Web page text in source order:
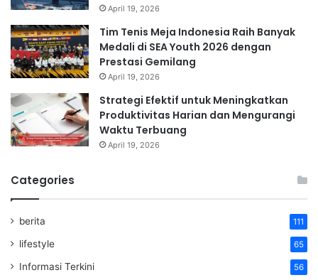
April 19, 2026
Tim Tenis Meja Indonesia Raih Banyak
Medali di SEA Youth 2026 dengan
Prestasi Gemilang
April 19, 2026
Strategi Efektif untuk Meningkatkan
Produktivitas Harian dan Mengurangi
Waktu Terbuang
April 19, 2026
Categories
berita 111
lifestyle 65
Informasi Terkini 56